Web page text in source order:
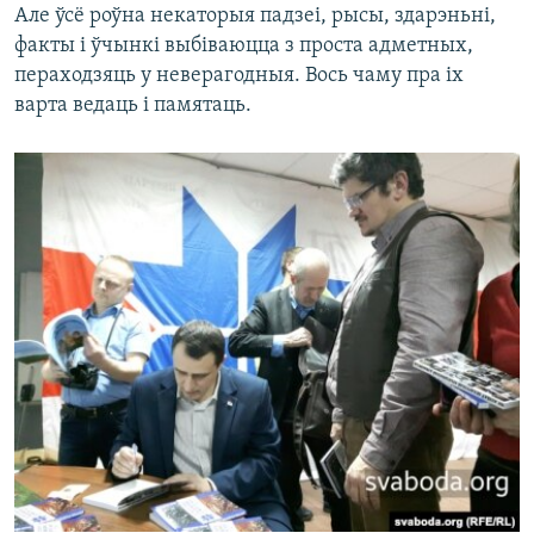
Але ўсё роўна некаторыя падзеі, рысы, здарэньні,
факты і ўчынкі выбіваюцца з проста адметных,
пераходзяць у неверагодныя. Вось чаму пра іх
варта ведаць і памятаць.